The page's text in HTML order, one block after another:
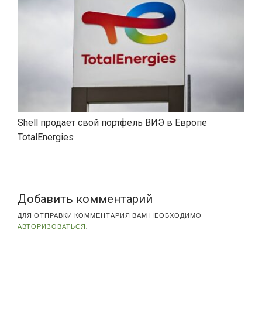
Shell продает свой портфель ВИЭ в Европе
TotalEnergies
Добавить комментарий
ДЛЯ ОТПРАВКИ КОММЕНТАРИЯ ВАМ НЕОБХОДИМО
АВТОРИЗОВАТЬСЯ